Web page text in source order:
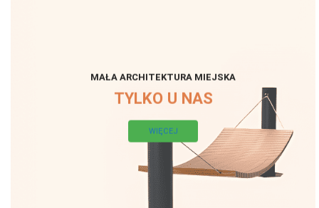
MAŁA ARCHITEKTURA MIEJSKA
TYLKO U NAS
WIĘCEJ